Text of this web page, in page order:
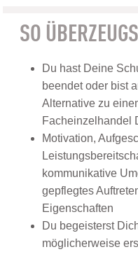
SO
Du hast Deine
beendet oder bist
Alternative zu
Facheinzelhandel
Motivation,
kommunikative
gepflegtes
Eigenschaften
Du begeisterst
möglicherweise